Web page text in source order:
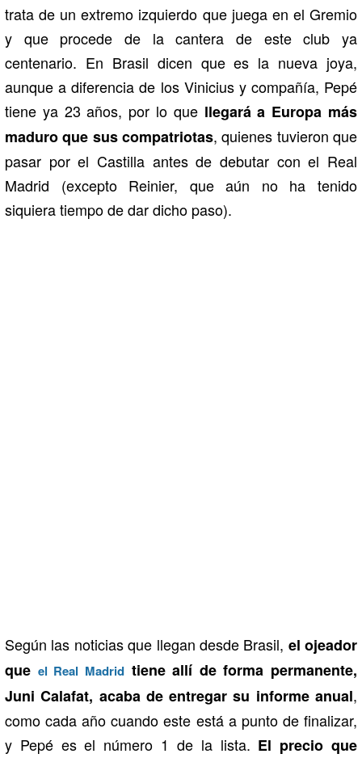
trata de un extremo izquierdo que juega en el Gremio
y que procede de la cantera de este club ya
centenario. En Brasil dicen que es la nueva joya,
aunque a diferencia de los Vinicius y compañía, Pepé
tiene ya 23 años, por lo quellegará a Europa más
maduro que sus compatriotas, quienes tuvieron que
pasar por el Castilla antes de debutar con el Real
Madrid (excepto Reinier, que aún no ha tenido
siquiera tiempo de dar dicho paso).
Según las noticias que llegan desde Brasil, el ojeador
que el Real Madridtiene allí de forma permanente,
Juni Calafat, acaba de entregar su informe anual,
como cada año cuando este está a punto de finalizar,
y Pepé es el número 1 de la lista. El precio que